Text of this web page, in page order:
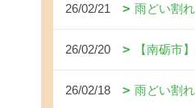
26/02/21 雨どい割
26/02/20 【南砺市
26/02/18 雨どい割